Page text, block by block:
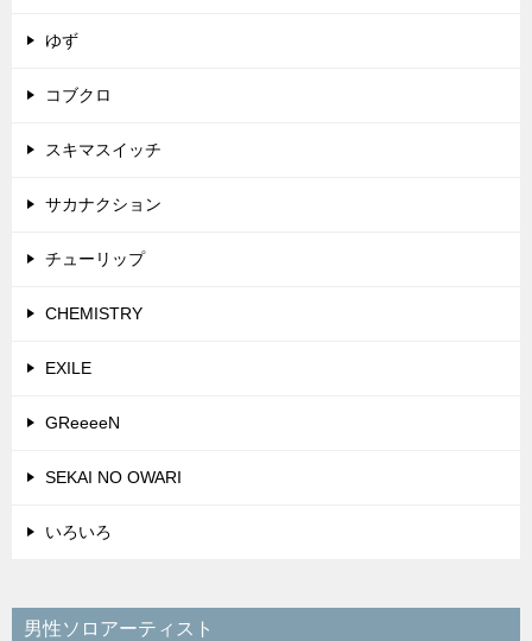
ゆず
コブクロ
スキマスイッチ
サカナクション
チューリップ
CHEMISTRY
EXILE
GReeeeN
SEKAI NO OWARI
いろいろ
男性ソロアーティスト